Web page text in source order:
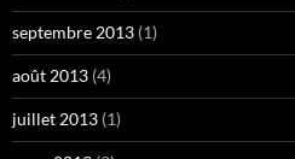
septembre 2013 (1)
août 2013 (4)
juillet 2013 (1)